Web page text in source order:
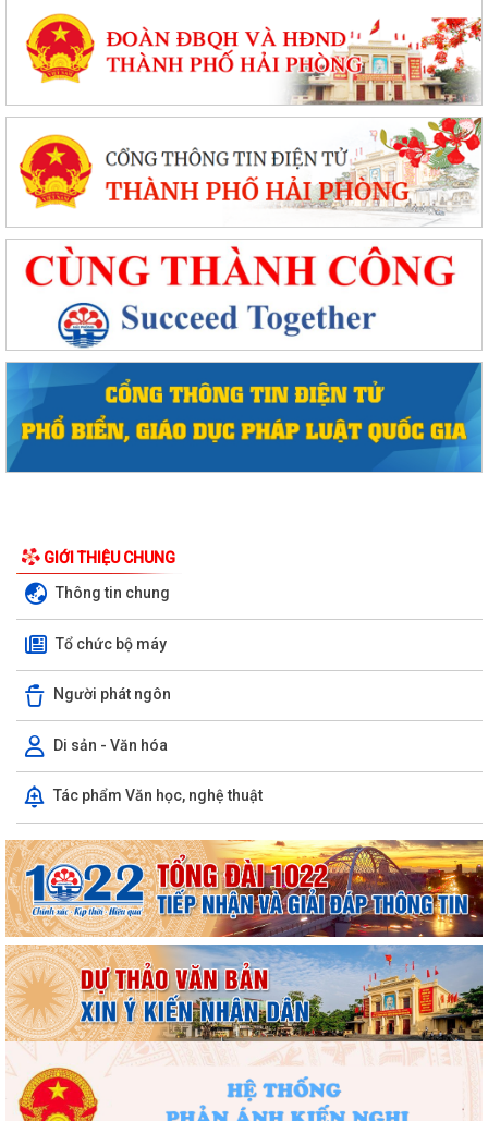
GIỚI THIỆU CHUNG
Thông tin chung
Tổ chức bộ máy
Người phát ngôn
Di sản - Văn hóa
Tác phẩm Văn học, nghệ thuật
nền tảng tư tưởng của Đảng năm...
PHƯỜNG HỒNG BÀNG NÂNG CAO CHẤT LƯỢNG SINH HOẠT CHI BỘ TỪ
CƠ SỞ
Trường Tiểu học Đinh Tiên Hoàng (phường Hồng Bàng) tăng kiến thức,
kỹ năng phòng chống đuối nước...
Phường Hồng Bàng tập huấn kiến thức về an toàn thực phẩm cho các
cơ sở kinh doanh dịch vụ ăn uống,...
HỘI NGƯỜI CAO TUỔI PHƯỜNG HỒNG BÀNG TỔ CHỨC HỘI NGHỊ SƠ
KẾT CÔNG TÁC HỘI 6 THÁNG ĐẦU NĂM 2026